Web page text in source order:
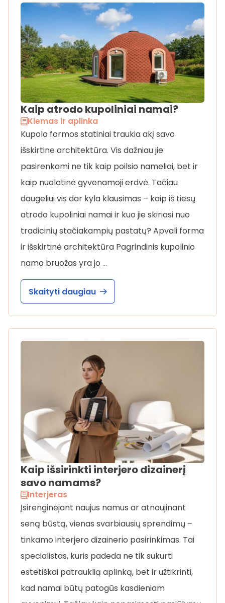
Kaip atrodo kupoliniai namai?
Kiemas ir aplinka
Kupolo formos statiniai traukia akį savo
išskirtine architektūra. Vis dažniau jie
pasirenkami ne tik kaip poilsio nameliai, bet ir
kaip nuolatinė gyvenamoji erdvė. Tačiau
daugeliui vis dar kyla klausimas – kaip iš tiesų
atrodo kupoliniai namai ir kuo jie skiriasi nuo
tradicinių stačiakampių pastatų? Apvali forma
ir išskirtinė architektūra Pagrindinis kupolinio
namo bruožas yra jo …
Skaityti daugiau
Kaip išsirinkti interjero dizainerį
savo namams?
Interjeras
Įsirenginėjant naujus namus ar atnaujinant
seną būstą, vienas svarbiausių sprendimų –
tinkamo interjero dizainerio pasirinkimas. Tai
specialistas, kuris padeda ne tik sukurti
estetiškai patrauklią aplinką, bet ir užtikrinti,
kad namai būtų patogūs kasdieniam